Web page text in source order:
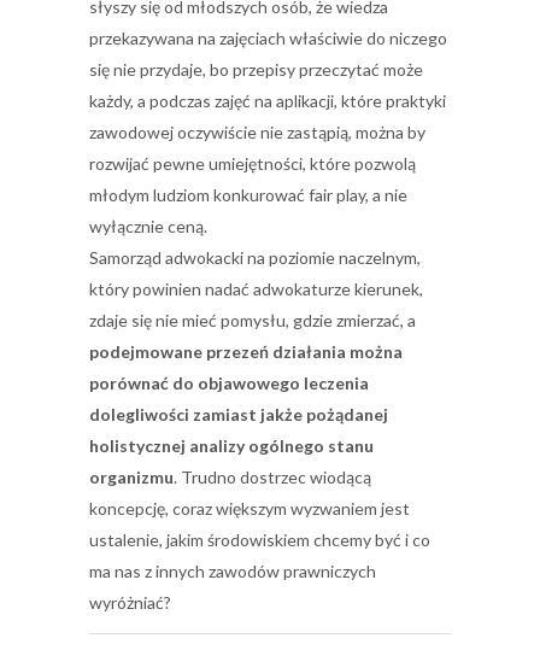
słyszy się od młodszych osób, że wiedza
przekazywana na zajęciach właściwie do niczego
się nie przydaje, bo przepisy przeczytać może
każdy, a podczas zajęć na aplikacji, które praktyki
zawodowej oczywiście nie zastąpią, można by
rozwijać pewne umiejętności, które pozwolą
młodym ludziom konkurować fair play, a nie
wyłącznie ceną.
Samorząd adwokacki na poziomie naczelnym,
który powinien nadać adwokaturze kierunek,
zdaje się nie mieć pomysłu, gdzie zmierzać, a
podejmowane przezeń działania można
porównać do objawowego leczenia
dolegliwości zamiast jakże pożądanej
holistycznej analizy ogólnego stanu
organizmu. Trudno dostrzec wiodącą
koncepcję, coraz większym wyzwaniem jest
ustalenie, jakim środowiskiem chcemy być i co
ma nas z innych zawodów prawniczych
wyróżniać?